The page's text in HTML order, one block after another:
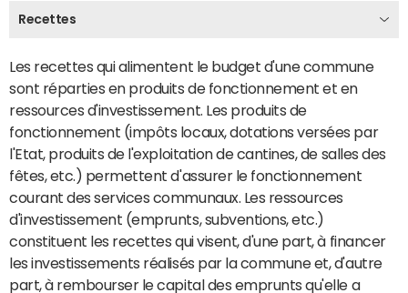
Recettes
Les recettes qui alimentent le budget d'une commune
sont réparties en produits de fonctionnement et en
ressources d'investissement. Les produits de
fonctionnement (impôts locaux, dotations versées par
l'Etat, produits de l'exploitation de cantines, de salles des
fêtes, etc.) permettent d'assurer le fonctionnement
courant des services communaux. Les ressources
d'investissement (emprunts, subventions, etc.)
constituent les recettes qui visent, d'une part, à financer
les investissements réalisés par la commune et, d'autre
part, à rembourser le capital des emprunts qu'elle a